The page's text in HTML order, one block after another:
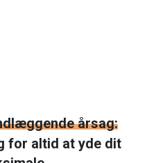
årsag:
for altid at yde dit